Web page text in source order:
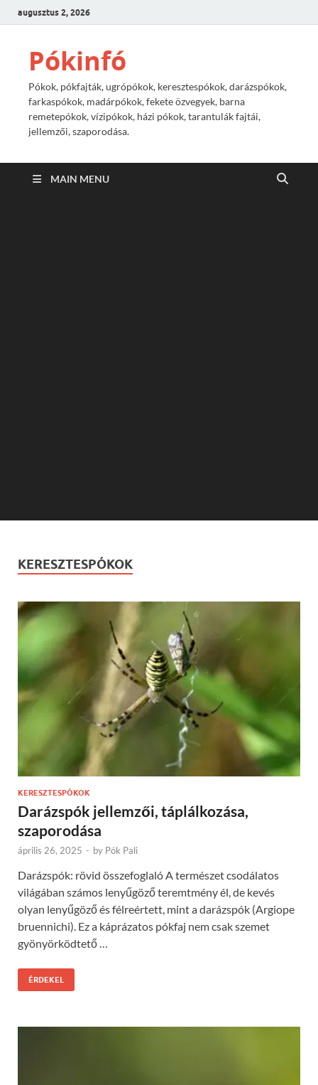
augusztus 2, 2026
Pókinfó
Pókok, pókfajták, ugrópókok, keresztespókok, darázspókok,
farkaspókok, madárpókok, fekete özvegyek, barna
remetepókok, vízipókok, házi pókok, tarantulák fajtái,
jellemzői, szaporodása.
MAIN MENU
KERESZTESPÓKOK
KERESZTESPÓKOK
Darázspók jellemzői, táplálkozása,
szaporodása
április 26, 2025 - by Pók Pali
Darázspók: rövid összefoglaló A természet csodálatos
világában számos lenyűgöző teremtmény él, de kevés
olyan lenyűgöző és félreértett, mint a darázspók (Argiope
bruennichi). Ez a káprázatos pókfaj nem csak szemet
gyönyörködtető …
ÉRDEKEL